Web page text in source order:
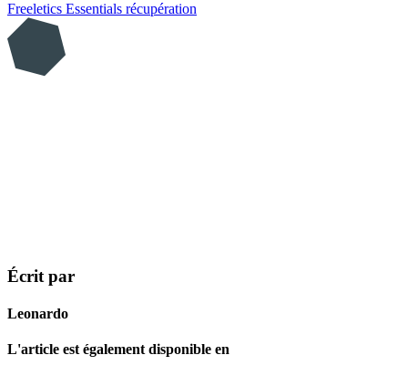
Freeletics Essentials récupération
Écrit par
Leonardo
L'article est également disponible en